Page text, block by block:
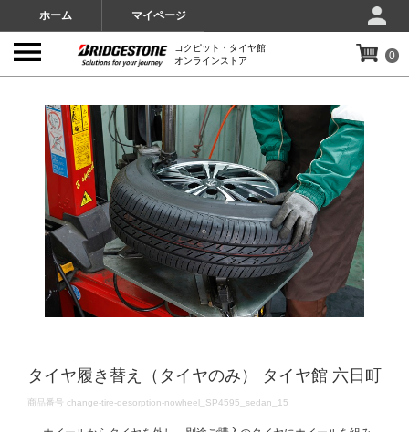
ホーム マイページ
コクピット・タイヤ館
オンラインストア
0
タイヤ履き替え（タイヤのみ） タイヤ館 六日町
DETAILS
商品番号 change-tire-desorption-nowheel_SP4595_sedan_15